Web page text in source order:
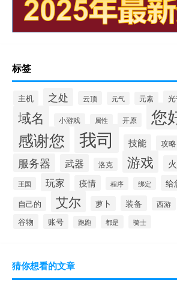
标签
主机 之处 云顶 元气 元素
域名 小游戏 属性 开原 您
感谢您 我司 技能 攻略
服务器 武器 洛克 游戏
王国 玩家 疫情 程序 绑定 给
自己的 艾尔 萝卜 装备 西游
谷物 账号 跑跑 都是 骑士
猜你想看的文章